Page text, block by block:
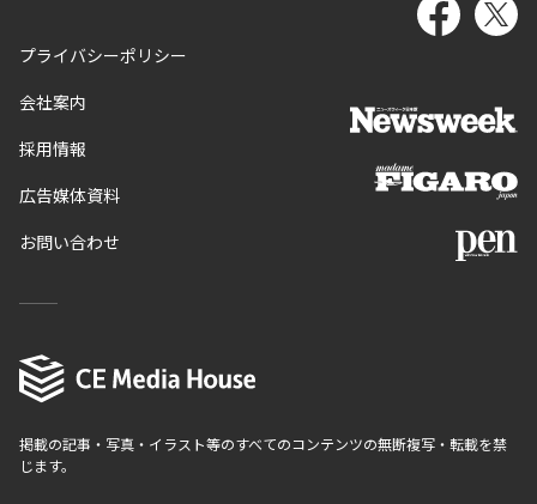
プライバシーポリシー
会社案内
採用情報
広告媒体資料
お問い合わせ
掲載の記事・写真・イラスト等のすべてのコンテンツの無断複写・転載を禁
じます。